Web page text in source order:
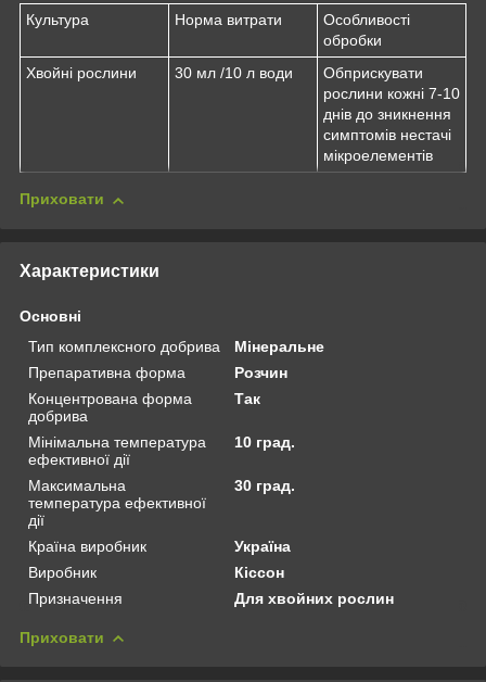
Культура Норма витрати
Особливості
обробки
Хвойні рослини
30 мл /10 л води
Обприскувати
рослини кожні 7-10
днів до зникнення
симптомів нестачі
мікроелементів
Приховати
Характеристики
Основні
Тип комплексного добрива
Мінеральне
Препаративна форма
Розчин
Концентрована форма
добрива
Так
Мінімальна температура
ефективної дії
10 град.
Максимальна
температура ефективної
дії
30 град.
Країна виробник
Україна
Виробник
Кіссон
Призначення
Для хвойних рослин
Приховати